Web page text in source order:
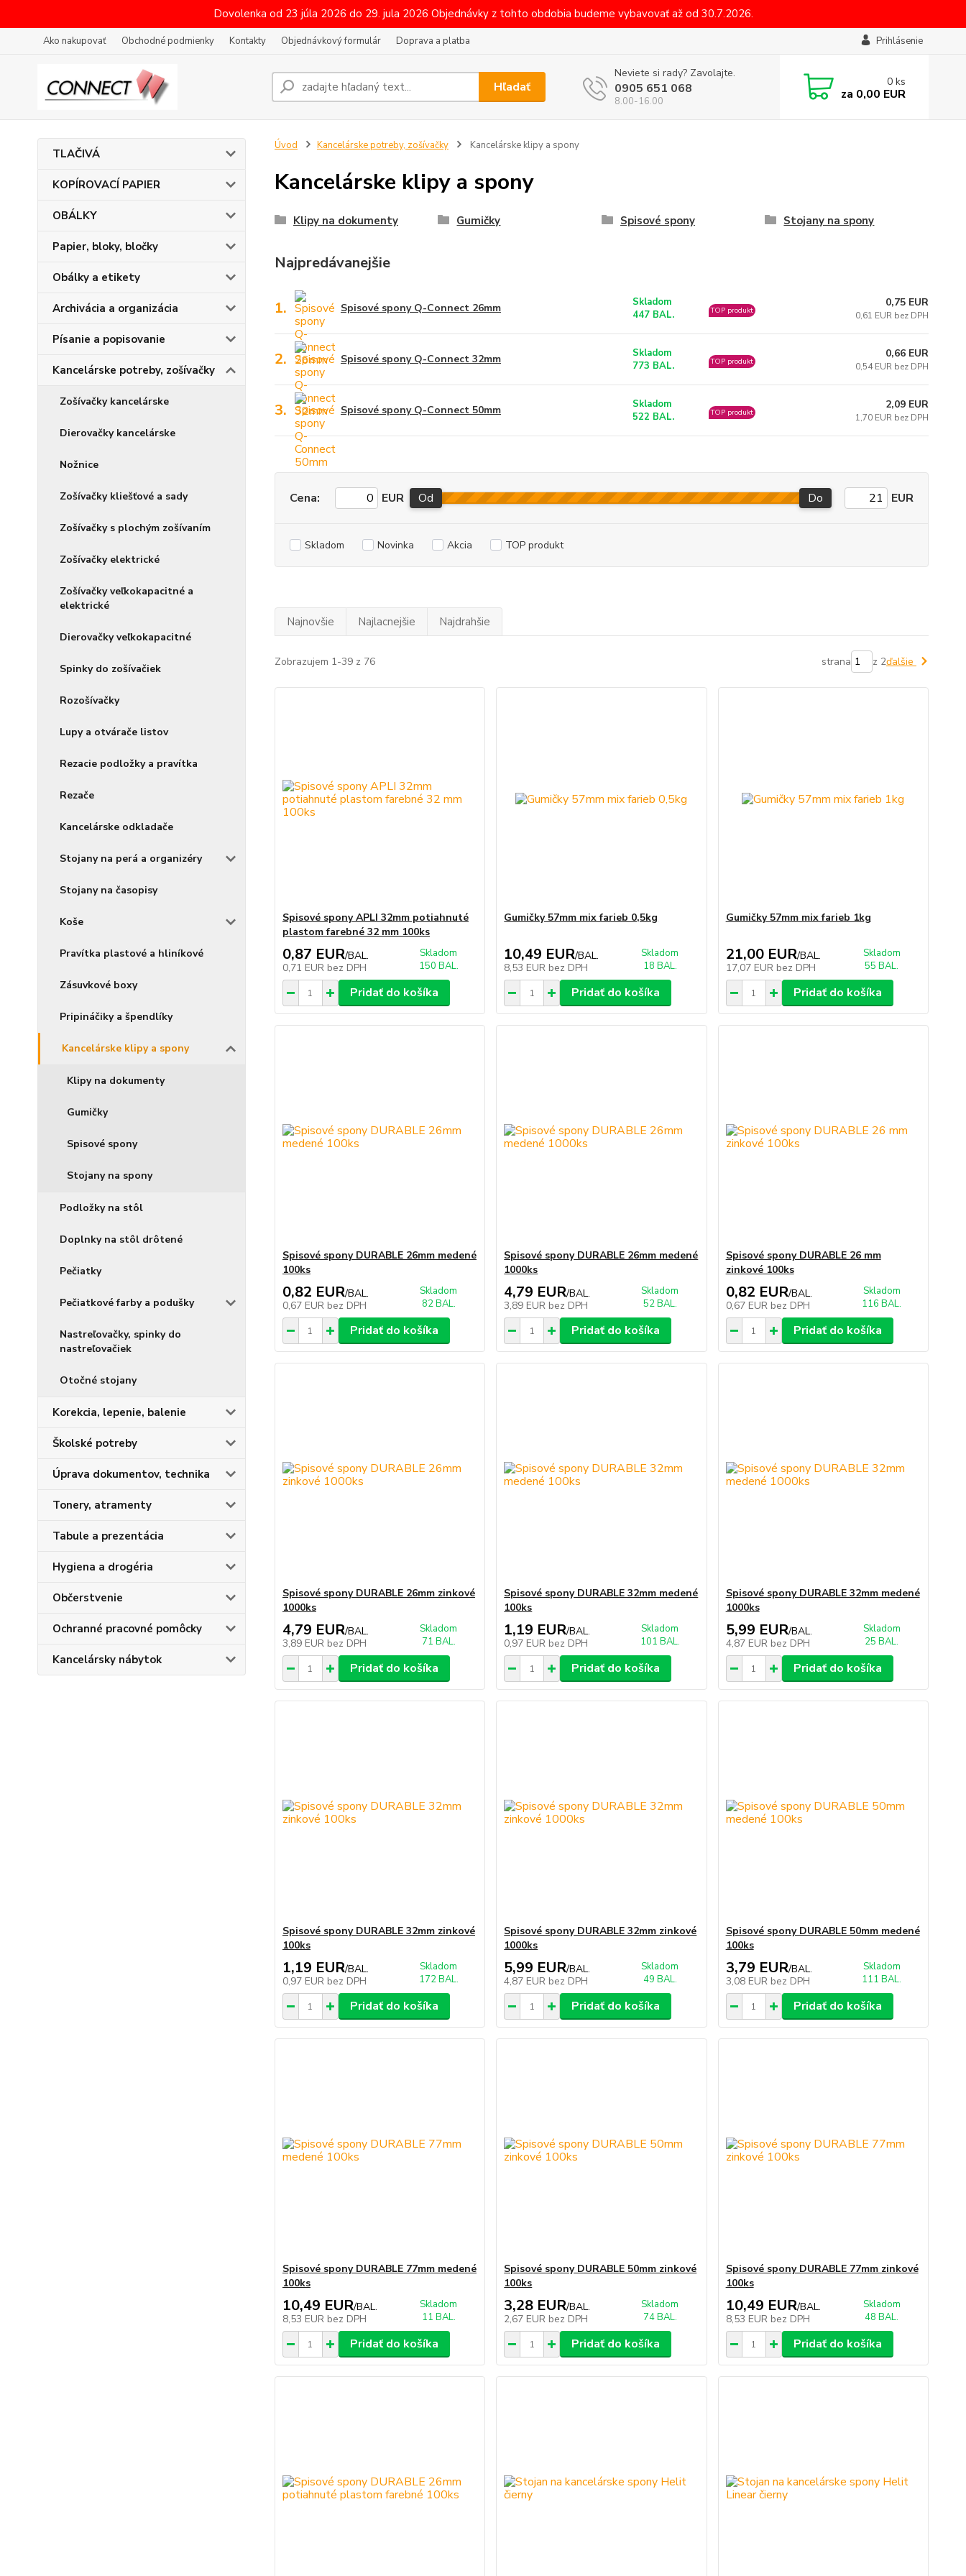
Dovolenka od 23 júla 2026 do 29. jula 2026 Objednávky z tohto obdobia budeme vybavovať až od 30.7.2026.
Ako nakupovať Obchodné podmienky Kontakty Objednávkový formulár Doprava a platba Prihlásenie
Hľadať
Neviete si rady? Zavolajte.
0905 651 068
8.00-16.00
0 ks
za 0,00 EUR
TLAČIVÁ
KOPÍROVACÍ PAPIER
OBÁLKY
Papier, bloky, bločky
Obálky a etikety
Archivácia a organizácia
Písanie a popisovanie
Kancelárske potreby, zošívačky
Zošívačky kancelárske
Dierovačky kancelárske
Nožnice
Zošívačky kliešťové a sady
Zošívačky s plochým zošívaním
Zošívačky elektrické
Zošívačky veľkokapacitné a
elektrické
Dierovačky veľkokapacitné
Spinky do zošívačiek
Rozošívačky
Lupy a otvárače listov
Rezacie podložky a pravítka
Rezače
Kancelárske odkladače
Stojany na perá a organizéry
Stojany na časopisy
Koše
Pravítka plastové a hliníkové
Zásuvkové boxy
Pripináčiky a špendlíky
Kancelárske klipy a spony
Klipy na dokumenty
Gumičky
Spisové spony
Stojany na spony
Podložky na stôl
Doplnky na stôl drôtené
Pečiatky
Pečiatkové farby a podušky
Nastreľovačky, spinky do
nastreľovačiek
Otočné stojany
Korekcia, lepenie, balenie
Školské potreby
Úprava dokumentov, technika
Tonery, atramenty
Tabule a prezentácia
Hygiena a drogéria
Občerstvenie
Ochranné pracovné pomôcky
Kancelársky nábytok
Úvod Kancelárske potreby, zošívačky Kancelárske klipy a spony
Kancelárske klipy a spony
Klipy na dokumenty Gumičky Spisové spony Stojany na spony
Najpredávanejšie
1. Spisové spony Q-Connect 26mm
Skladom
447 BAL.
TOP produkt
0,75 EUR
0,61 EUR bez DPH
2. Spisové spony Q-Connect 32mm
Skladom
773 BAL.
TOP produkt
0,66 EUR
0,54 EUR bez DPH
3. Spisové spony Q-Connect 50mm
Skladom
522 BAL.
TOP produkt
2,09 EUR
1,70 EUR bez DPH
Cena: EUR Od Do EUR
Skladom Novinka Akcia TOP produkt
Najnovšie Najlacnejšie Najdrahšie
Zobrazujem 1-39 z 76 strana z 2ďalšie
Spisové spony APLI 32mm potiahnuté
plastom farebné 32 mm 100ks
0,87 EUR/BAL.
0,71 EUR bez DPH
Skladom
150 BAL.
Pridať do košíka
Gumičky 57mm mix farieb 0,5kg
10,49 EUR/BAL.
8,53 EUR bez DPH
Skladom
18 BAL.
Pridať do košíka
Gumičky 57mm mix farieb 1kg
21,00 EUR/BAL.
17,07 EUR bez DPH
Skladom
55 BAL.
Pridať do košíka
Spisové spony DURABLE 26mm medené
100ks
0,82 EUR/BAL.
0,67 EUR bez DPH
Skladom
82 BAL.
Pridať do košíka
Spisové spony DURABLE 26mm medené
1000ks
4,79 EUR/BAL.
3,89 EUR bez DPH
Skladom
52 BAL.
Pridať do košíka
Spisové spony DURABLE 26 mm
zinkové 100ks
0,82 EUR/BAL.
0,67 EUR bez DPH
Skladom
116 BAL.
Pridať do košíka
Spisové spony DURABLE 26mm zinkové
1000ks
4,79 EUR/BAL.
3,89 EUR bez DPH
Skladom
71 BAL.
Pridať do košíka
Spisové spony DURABLE 32mm medené
100ks
1,19 EUR/BAL.
0,97 EUR bez DPH
Skladom
101 BAL.
Pridať do košíka
Spisové spony DURABLE 32mm medené
1000ks
5,99 EUR/BAL.
4,87 EUR bez DPH
Skladom
25 BAL.
Pridať do košíka
Spisové spony DURABLE 32mm zinkové
100ks
1,19 EUR/BAL.
0,97 EUR bez DPH
Skladom
172 BAL.
Pridať do košíka
Spisové spony DURABLE 32mm zinkové
1000ks
5,99 EUR/BAL.
4,87 EUR bez DPH
Skladom
49 BAL.
Pridať do košíka
Spisové spony DURABLE 50mm medené
100ks
3,79 EUR/BAL.
3,08 EUR bez DPH
Skladom
111 BAL.
Pridať do košíka
Spisové spony DURABLE 77mm medené
100ks
10,49 EUR/BAL.
8,53 EUR bez DPH
Skladom
11 BAL.
Pridať do košíka
Spisové spony DURABLE 50mm zinkové
100ks
3,28 EUR/BAL.
2,67 EUR bez DPH
Skladom
74 BAL.
Pridať do košíka
Spisové spony DURABLE 77mm zinkové
100ks
10,49 EUR/BAL.
8,53 EUR bez DPH
Skladom
48 BAL.
Pridať do košíka